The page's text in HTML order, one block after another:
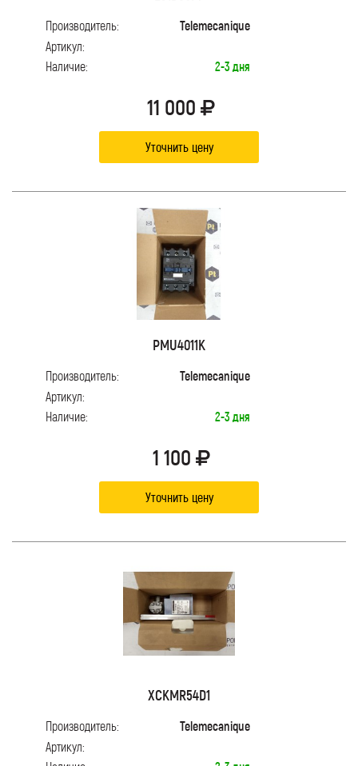
Производитель:
Telemecanique
Артикул:
Наличие:
2-3 дня
11 000
Уточнить цену
PMU4011K
Производитель:
Telemecanique
Артикул:
Наличие:
2-3 дня
1 100
Уточнить цену
XCKMR54D1
Производитель:
Telemecanique
Артикул: